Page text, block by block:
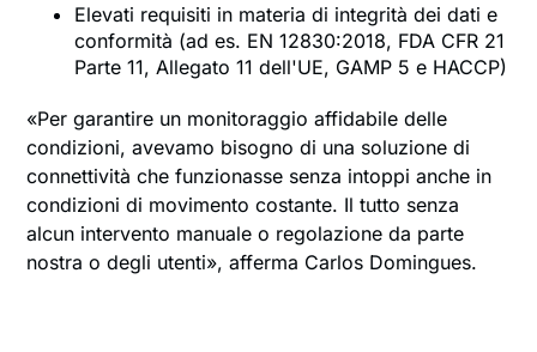
Elevati requisiti in materia di integrità dei dati e
conformità (ad es. EN 12830:2018, FDA CFR 21
Parte 11, Allegato 11 dell'UE, GAMP 5 e HACCP)
«Per garantire un monitoraggio affidabile delle
condizioni, avevamo bisogno di una soluzione di
connettività che funzionasse senza intoppi anche in
condizioni di movimento costante. Il tutto senza
alcun intervento manuale o regolazione da parte
nostra o degli utenti», afferma Carlos Domingues.